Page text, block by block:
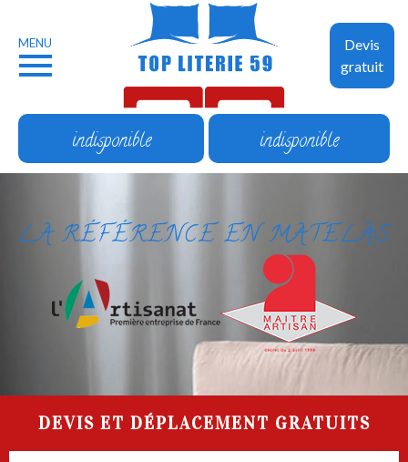
Devis
gratuit
MENU
indisponible indisponible
LA RÉFÉRENCE EN MATELAS
DEVIS ET DÉPLACEMENT GRATUITS